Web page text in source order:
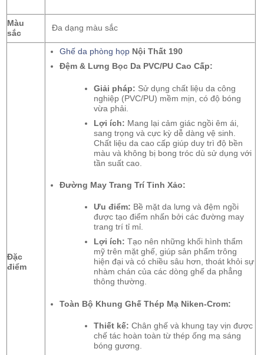
Màu
sắc
Đa dạng màu sắc
Đặc
điểm
Ghế da phòng họp Nội Thất 190
Đệm & Lưng Bọc Da PVC/PU Cao Cấp:
Giải pháp: Sử dụng chất liệu da công
nghiệp (PVC/PU) mềm mịn, có độ bóng
vừa phải.
Lợi ích: Mang lại cảm giác ngồi êm ái,
sang trọng và cực kỳ dễ dàng vệ sinh.
Chất liệu da cao cấp giúp duy trì độ bền
màu và không bị bong tróc dù sử dụng với
tần suất cao.
Đường May Trang Trí Tinh Xảo:
Ưu điểm: Bề mặt da lưng và đệm ngồi
được tạo điểm nhấn bởi các đường may
trang trí tỉ mỉ.
Lợi ích: Tạo nên những khối hình thẩm
mỹ trên mặt ghế, giúp sản phẩm trông
hiện đại và có chiều sâu hơn, thoát khỏi sự
nhàm chán của các dòng ghế da phẳng
thông thường.
Toàn Bộ Khung Ghế Thép Mạ Niken-Crom:
Thiết kế: Chân ghế và khung tay vịn được
chế tác hoàn toàn từ thép ống mạ sáng
bóng gương.